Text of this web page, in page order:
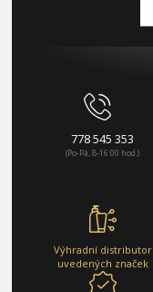
778 545 353
(Po-Pá, 8-16:00 hod.)
Výhradní distributor
uvedených značek